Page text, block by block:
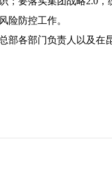
险防控工作。
各部门负责人以及在